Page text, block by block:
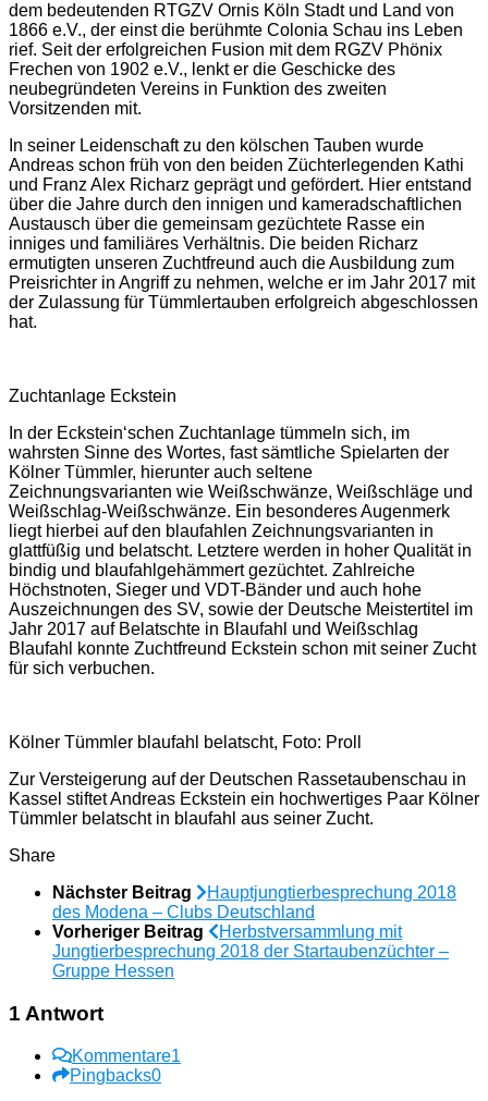
dem bedeutenden RTGZV Ornis Köln Stadt und Land von
1866 e.V., der einst die berühmte Colonia Schau ins Leben
rief. Seit der erfolgreichen Fusion mit dem RGZV Phönix
Frechen von 1902 e.V., lenkt er die Geschicke des
neubegründeten Vereins in Funktion des zweiten
Vorsitzenden mit.
In seiner Leidenschaft zu den kölschen Tauben wurde
Andreas schon früh von den beiden Züchterlegenden Kathi
und Franz Alex Richarz geprägt und gefördert. Hier entstand
über die Jahre durch den innigen und kameradschaftlichen
Austausch über die gemeinsam gezüchtete Rasse ein
inniges und familiäres Verhältnis. Die beiden Richarz
ermutigten unseren Zuchtfreund auch die Ausbildung zum
Preisrichter in Angriff zu nehmen, welche er im Jahr 2017 mit
der Zulassung für Tümmlertauben erfolgreich abgeschlossen
hat.
Zuchtanlage Eckstein
In der Eckstein‘schen Zuchtanlage tümmeln sich, im
wahrsten Sinne des Wortes, fast sämtliche Spielarten der
Kölner Tümmler, hierunter auch seltene
Zeichnungsvarianten wie Weißschwänze, Weißschläge und
Weißschlag-Weißschwänze. Ein besonderes Augenmerk
liegt hierbei auf den blaufahlen Zeichnungsvarianten in
glattfüßig und belatscht. Letztere werden in hoher Qualität in
bindig und blaufahlgehämmert gezüchtet. Zahlreiche
Höchstnoten, Sieger und VDT-Bänder und auch hohe
Auszeichnungen des SV, sowie der Deutsche Meistertitel im
Jahr 2017 auf Belatschte in Blaufahl und Weißschlag
Blaufahl konnte Zuchtfreund Eckstein schon mit seiner Zucht
für sich verbuchen.
Kölner Tümmler blaufahl belatscht, Foto: Proll
Zur Versteigerung auf der Deutschen Rassetaubenschau in
Kassel stiftet Andreas Eckstein ein hochwertiges Paar Kölner
Tümmler belatscht in blaufahl aus seiner Zucht.
Share
Nächster Beitrag
Hauptjungtierbesprechung 2018
des Modena – Clubs Deutschland
Vorheriger Beitrag
Herbstversammlung mit
Jungtierbesprechung 2018 der Startaubenzüchter –
Gruppe Hessen
1 Antwort
Kommentare1
Pingbacks0